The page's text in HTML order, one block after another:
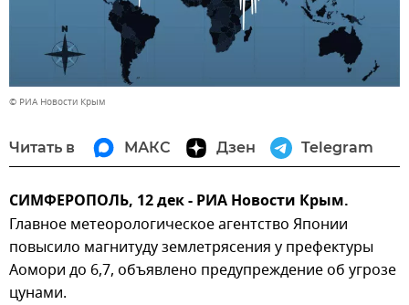
© РИА Новости Крым
Читать в МАКС Дзен Telegram
СИМФЕРОПОЛЬ, 12 дек - РИА Новости Крым.
Главное метеорологическое агентство Японии
повысило магнитуду землетрясения у префектуры
Аомори до 6,7, объявлено предупреждение об угрозе
цунами.